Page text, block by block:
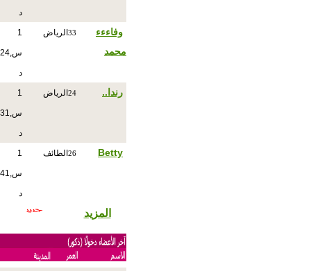
د
وفاءءء
محمد
33 الرياض 1
س,24
د
رندا.. 24 الرياض 1
س,31
د
Betty
26 الطائف 1
س,41
د
المزيد